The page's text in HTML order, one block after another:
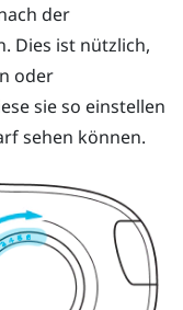
der
Dies ist nützlich,
oder
sie so einstellen
sehen können.